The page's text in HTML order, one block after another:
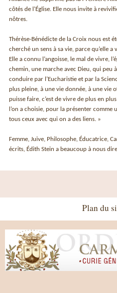
côtés de l’Église. Elle nous invite à
nôtres.
Thérèse-Bénédicte de la Croix nous est
cherché un sens à sa vie, parce qu’elle
Elle a connu l’angoisse, le mal de vivre,
chemin, une marche avec Dieu, qui peu
conduire par l’Eucharistie et par la
plus pleine, à une vie donnée, à une vie
puisse faire, c’est de vivre de plus en
l’on a choisie, pour la présenter
tous ceux avec qui on a des liens. »
Femme, Juive, Philosophe, Éducatrice,
écrits, Édith Stein a beaucoup à nous
Plan du